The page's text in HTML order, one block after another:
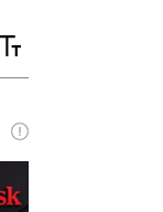
텍
트